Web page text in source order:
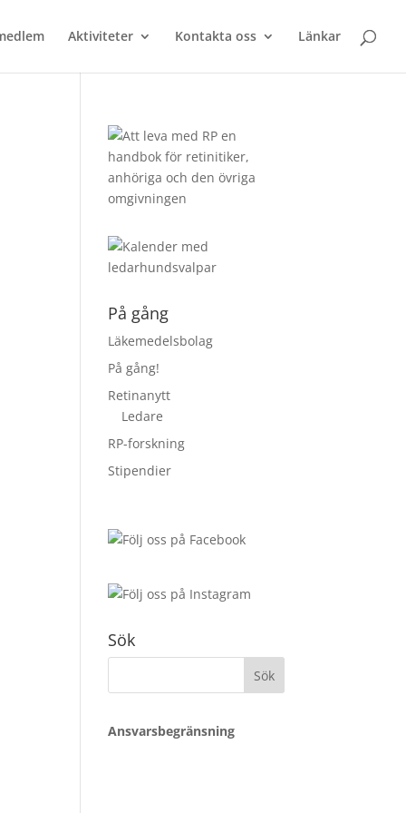
Aktiviteter Kontakta oss Länkar
På gång
Läkemedelsbolag
På gång!
Retinanytt
Ledare
RP-forskning
Stipendier
Sök
Sök
Ansvarsbegränsning